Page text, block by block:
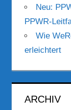
Neu:
PPWR-
Wie
erleichtert
ARCHIV